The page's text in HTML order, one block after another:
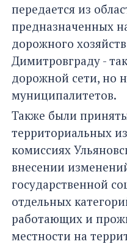
передается из
предназначенных
дорожного
Димитровграду -
дорожной сети, но
муниципалитетов.
Также были
территориальных
комиссиях
внесении
государственной
отдельных
работающих и
местности на